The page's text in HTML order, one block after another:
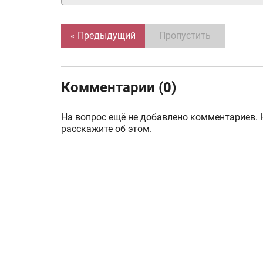
« Предыдущий Пропустить
Комментарии (0)
На вопрос ещё не добавлено комментариев.
расскажите об этом.